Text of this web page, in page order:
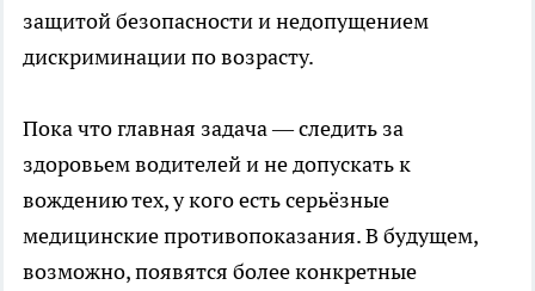
защитой безопасности и недопущением
дискриминации по возрасту.
Пока что главная задача — следить за
здоровьем водителей и не допускать к
вождению тех, у кого есть серьёзные
медицинские противопоказания. В будущем,
возможно, появятся более конкретные